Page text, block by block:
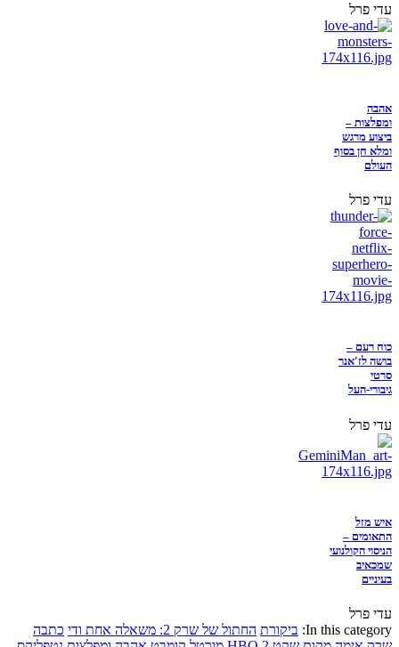
עדי פרל
אהבה
ומפלצות –
ביצוע מרגש
ומלא חן בסוף
העולם
עדי פרל
כוח רעם –
בושה לז'אנר
סרטי
גיבורי-העל
עדי פרל
איש מזל
התאומים –
הניסוי הקולנועי
שמכאיב
בעיניים
עדי פרל
In this category: ביקורת החתול של שרק 2: משאלה אחת ודי
כתבה